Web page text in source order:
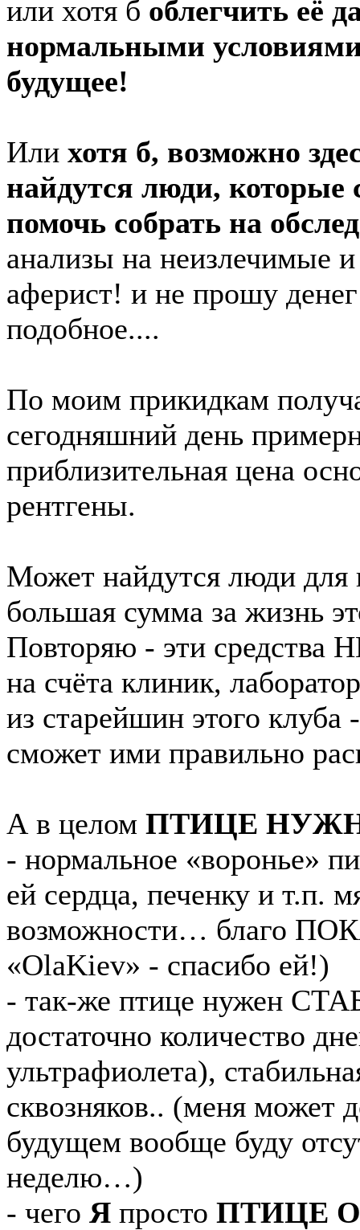
или хотя б облегчить её
нормальными
будущее!
Или хотя б, возможно
найдутся люди, которые
помочь собрать на
анализы на неизлечимые
аферист! и не прошу
подобное....
По моим прикидкам
сегодняшний день
приблизительная цена
рентгены.
Может найдутся люди для
большая сумма за жизнь
Повторяю - эти средства
на счёта клиник,
из старейшин этого клуба
сможет ими правильно
А в целом ПТИЦЕ
- нормальное «воронье»
ей сердца, печенку и т.п.
возможности… благо
«OlaKiev» - спасибо ей!)
- так-же птице нужен
достаточно количество
ультрафиолета),
сквозняков.. (меня может
будущем вообще буду
неделю…)
- чего Я просто ПТИЦЕ